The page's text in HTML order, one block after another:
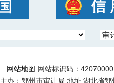
网站地图 网站标识码：
主办：鄂州市审计局 地址:湖北省